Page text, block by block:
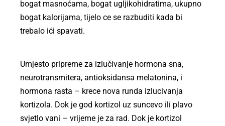
bogat masnoćama, bogat ugljikohidratima, ukupno
bogat kalorijama, tijelo ce se razbuditi kada bi
trebalo ići spavati.
Umjesto pripreme za izlučivanje hormona sna,
neurotransmitera, antioksidansa melatonina, i
hormona rasta – krece nova runda izlucivanja
kortizola. Dok je god kortizol uz suncevo ili plavo
svjetlo vani – vrijeme je za rad. Dok je kortizol